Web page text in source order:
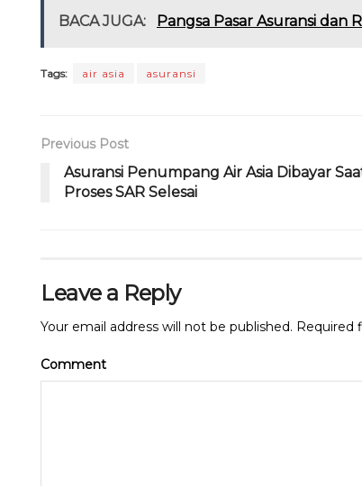
c
b
o
k
it
r
a
A
e
ra
re ai n ai
BACA JUGA: Pangsa Pasar Asuransi dan
Tags: air asia asuransi
Previous Post
Asuransi Penumpang Air Asia Dibayar
Proses SAR Selesai
Leave a Reply
Your email address will not be published. Required
Comment